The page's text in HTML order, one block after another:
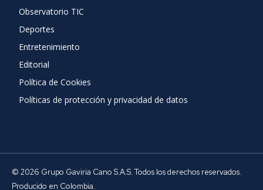
Observatorio TIC
Deportes
Entretenimiento
Editorial
Política de Cookies
Políticas de protección y privacidad de datos
© 2026 Grupo Gaviria Cano S.A.S. Todos los derechos reservados.
Producido en Colombia.